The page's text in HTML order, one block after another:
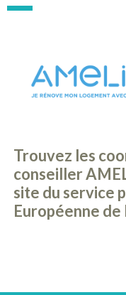
Trouvez les
conseiller
site du service
Européenne de